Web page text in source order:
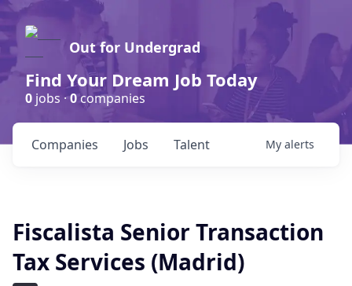
Out for Undergrad
Find Your Dream Job Today
0 jobs ·0companies
Jobs
Companies Talent My alerts
Fiscalista Senior Transaction
Tax Services (Madrid)